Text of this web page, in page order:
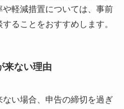
や軽減措置については、事前
ることをおすすめします。
来ない理由
い場合、申告の締切を過ぎ